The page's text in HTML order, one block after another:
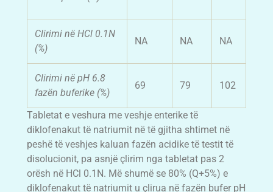
Clirimi në HCl 0.1N
(%)
NA NA NA
Clirimi në pH 6.8
fazën buferike (%)
69 79 102
Tabletat e veshura me veshje enterike të
diklofenakut të natriumit në të gjitha shtimet në
peshë të veshjes kaluan fazën acidike të testit të
disolucionit, pa asnjë çlirim nga tabletat pas 2
orësh në HCl 0.1N. Më shumë se 80% (Q+5%) e
diklofenakut të natriumit u çlirua në fazën bufer pH